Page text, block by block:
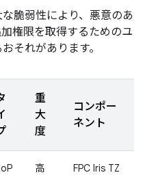
脆弱性により、悪意のあ
権限を取得するためのユ
それがあります。
重
大
度
コンポー
ネント
高
FPC Iris TZ